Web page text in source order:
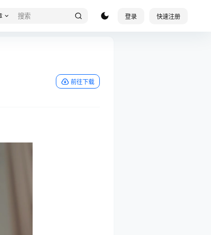
登录 快速注册
前往下载